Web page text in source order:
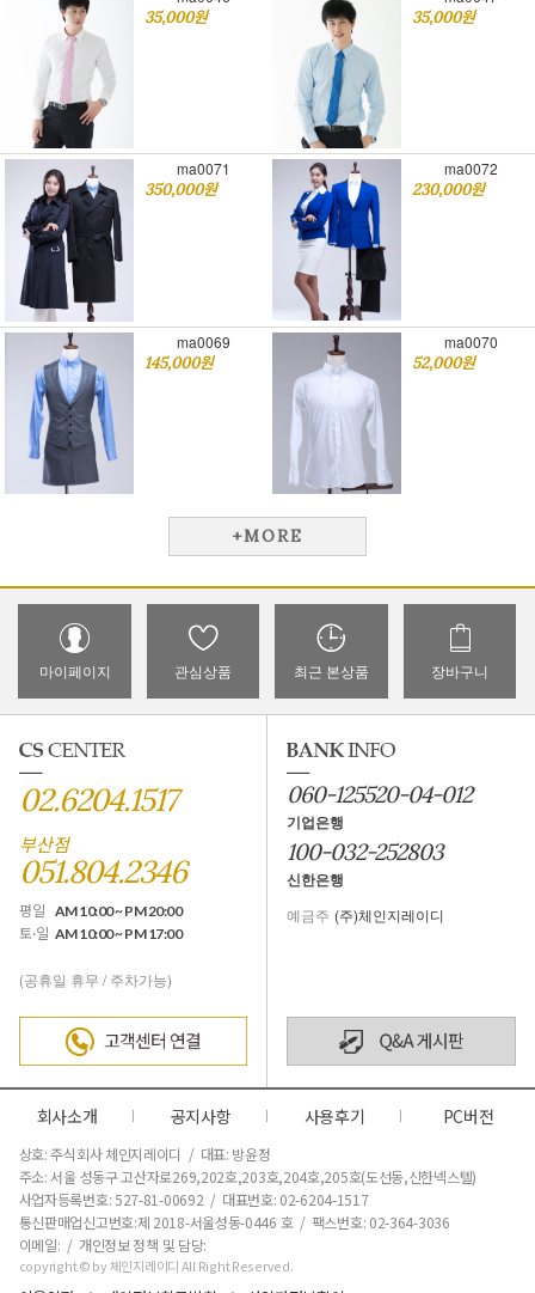
35,000원
35,000원
ma0071
350,000원
ma0072
230,000원
ma0069
145,000원
ma0070
52,000원
+MORE
마이페이지 관심상품 최근 본상품 장바구니
02.6204.1517
부산점
051.804.2346
평일 AM 10:00 ~ PM 20:00
토·일 AM 10:00 ~ PM 17:00
(공휴일 휴무 / 주차가능)
060-125520-04-012
기업은행
100-032-252803
신한은행
예금주 (주)체인지레이디
회사소개 공지사항 사용후기 PC버전
상호: 주식회사 체인지레이디 / 대표: 방윤정
주소: 서울 성동구 고산자로269,202호,203호,204호,205호(도선동,신한넥스텔)
사업자등록번호: 527-81-00692 / 대표번호: 02-6204-1517
통신판매업신고번호:제 2018-서울성동-0446 호/ 팩스번호: 02-364-3036
이메일: / 개인정보 정책 및 담당:
copyright © by 체인지레이디 All Right Reserved.